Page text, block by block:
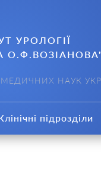
УРОЛОГІЇ
НАУК
підрозділи